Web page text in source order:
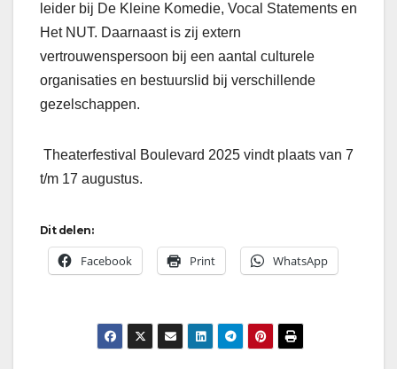
leider bij De Kleine Komedie, Vocal Statements en
Het NUT. Daarnaast is zij extern
vertrouwenspersoon bij een aantal culturele
organisaties en bestuurslid bij verschillende
gezelschappen.
Theaterfestival Boulevard 2025 vindt plaats van 7
t/m 17 augustus.
Dit delen:
Facebook Print WhatsApp